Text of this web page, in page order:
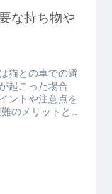
な持ち物や
猫との車での避
起こった場合
ントや注意点を
のメリットとデ